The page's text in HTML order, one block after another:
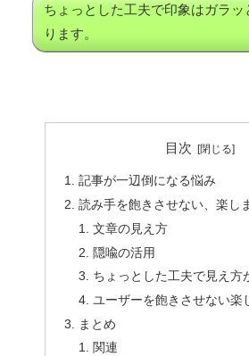
ちょっとした工夫で印象はガラッ
ります。
目次
記事が一辺倒になる悩み
読み手を飽きさせない、楽し
文章の見え方
隠喩の活用
ちょっとした工夫で見え方
ユーザーを飽きさせない楽
まとめ
関連